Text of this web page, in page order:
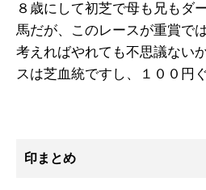
８歳にして初芝で母も兄もダ
馬だが、このレースが重賞で
考えればやれても不思議ない
スは芝血統ですし、１００円
印まとめ